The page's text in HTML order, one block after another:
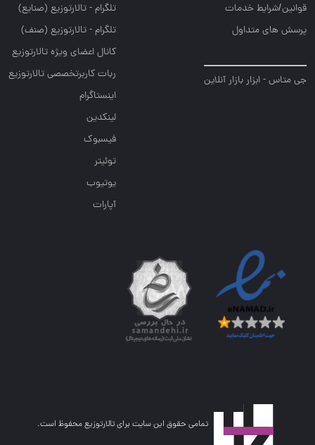
قوانین/شرایط خدمات
پرسش های متداول
جی متاس - ابزار بازار آنلاین
تلگرام - تالارتوزيع (صنايع)
تلگرام - تالارتوزیع (صنف)
کانال اعضای ویژه تالارتوزیع
ربات کاربرتخصصی تالارتوزیع
اینستاگرام
لینکدین
فیسبوک
توئیتر
یوتیوب
آپارات
تمامی حقوق این سایت برای تالارتوزیع محفوظ است.